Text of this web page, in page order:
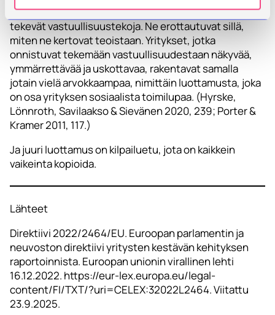
Yritykset eivät enää erotu pelkästään sillä, että ne
tekevät vastuullisuustekoja. Ne erottautuvat sillä,
miten ne kertovat teoistaan. Yritykset, jotka
onnistuvat tekemään vastuullisuudestaan näkyvää,
ymmärrettävää ja uskottavaa, rakentavat samalla
jotain vielä arvokkaampaa, nimittäin luottamusta, joka
on osa yrityksen sosiaalista toimilupaa. (Hyrske,
Lönnroth, Savilaakso & Sievänen 2020, 239; Porter &
Kramer 2011, 117.)
Ja juuri luottamus on kilpailuetu, jota on kaikkein
vaikeinta kopioida.
Lähteet
Direktiivi 2022/2464/EU. Euroopan parlamentin ja
neuvoston direktiivi yritysten kestävän kehityksen
raportoinnista. Euroopan unionin virallinen lehti
16.12.2022. https://eur-lex.europa.eu/legal-
content/FI/TXT/?uri=CELEX:32022L2464. Viitattu
23.9.2025.